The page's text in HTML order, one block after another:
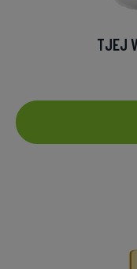
TJEJ